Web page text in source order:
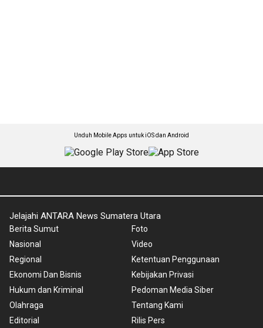
Unduh Mobile Apps untuk iOS dan Android
Jelajahi ANTARA News Sumatera Utara
Berita Sumut
Nasional
Regional
Ekonomi Dan Bisnis
Hukum dan Kriminal
Olahraga
Editorial
Foto
Video
Ketentuan Penggunaan
Kebijakan Privasi
Pedoman Media Siber
Tentang Kami
Rilis Pers